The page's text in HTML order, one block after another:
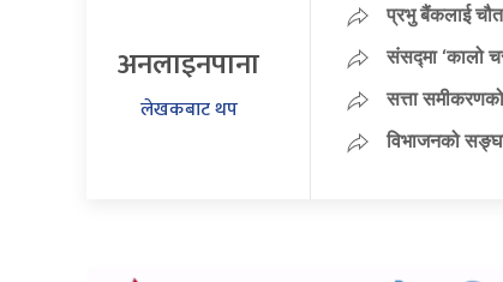
अनलाइनपाना
लेखकबाट थप
प्रभु बैंकलाई
संसद्मा ‘कालो
सत्ता
विभाजनको